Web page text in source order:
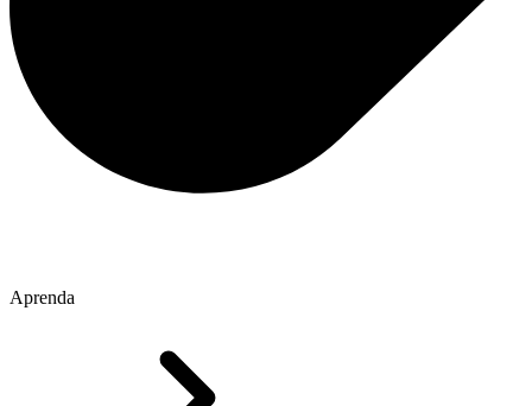
Aprenda